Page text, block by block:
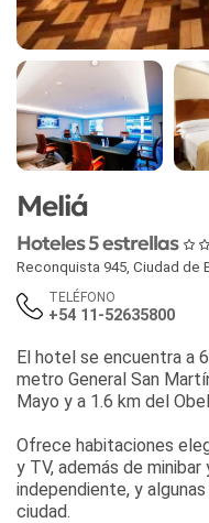
Meliá
Hoteles 5 estrellas
Reconquista 945 Ciudad de
TELÉFONO
+54 11-52635800
El hotel se encuentra a
metro General San
Mayo y a 1.6 km del
Ofrece habitaciones
y TV, además de
independiente, y
ciudad.